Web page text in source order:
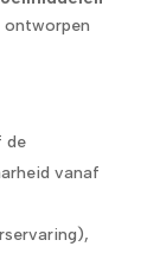
ontworpen
de
vanaf